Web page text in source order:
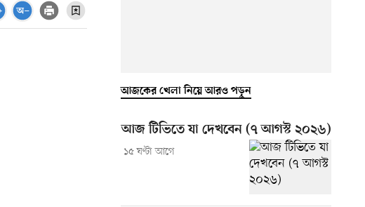
আজকের খেলা নিয়ে আরও পড়ুন
আজ টিভিতে যা দেখবেন (৭ আগস্ট ২০২৬)
১৫ ঘণ্টা আগে